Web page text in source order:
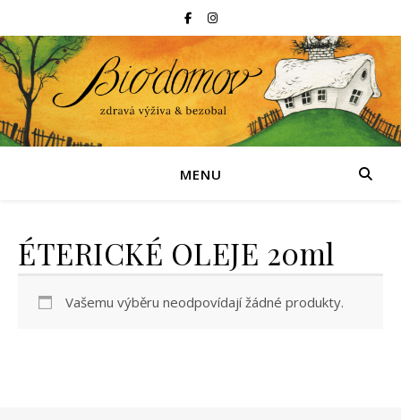
MENU
ÉTERICKÉ OLEJE 20ml
Vašemu výběru neodpovídají žádné produkty.